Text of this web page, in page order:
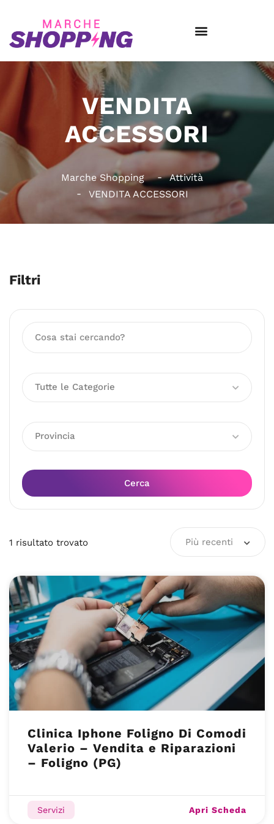
VENDITA
ACCESSORI
Marche Shopping
Attività
VENDITA ACCESSORI
Filtri
Tutte le Categorie
Provincia
Cerca
1 risultato trovato Più recenti
Clinica Iphone Foligno Di Comodi
Valerio – Vendita e Riparazioni
– Foligno (PG)
Servizi Apri Scheda